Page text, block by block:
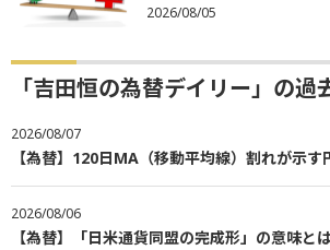
2026/08/05
「吉田恒の為替デイリー」の過
2026/08/07
【為替】120日MA（移動平均線）割れが示
2026/08/06
【為替】「日米通貨同盟の完成形」の意味と